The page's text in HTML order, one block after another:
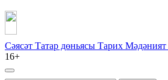
Сәясәт Татар дөньясы Тарих Мәдәният
16+